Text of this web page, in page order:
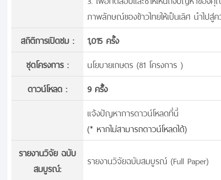
ภาพลักษณ์ของข้าวไทยให้เป็นเลิศ นำไปสู่
สถิติการเปิดชม :
1,015 ครั้ง
ชุดโครงการ :
นโยบายเกษตร (81 โครงการ )
ดาวน์โหลด :
9 ครั้้ง
แจ้งปัญหาการดาวน์โหลดที่นี่
(* หากไม่สามารถดาวน์โหลดได้)
รายงานวิจัย ฉบับ
สมบูรณ์:
รายงานวิจัยฉบับสมบูรณ์ (Full Paper)